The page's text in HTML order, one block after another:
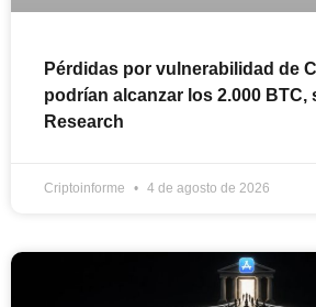
Pérdidas por vulnerabilidad de
podrían alcanzar los 2.000 BTC,
Research
Criptoinforme 4 de agosto de 2026